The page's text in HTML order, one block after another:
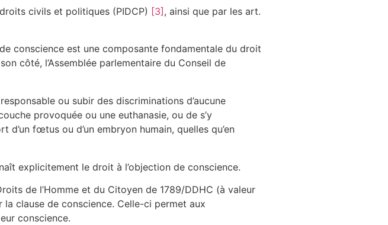
civils et politiques (PIDCP) [3] , ainsi que par les art.
conscience est une composante fondamentale du droit
côté, l’Assemblée parlementaire du Conseil de
ou subir des discriminations d’aucune
provoquée ou une euthanasie, ou de s’y
fœtus ou d’un embryon humain, quelles qu’en
explicitement le droit à l’objection de conscience.
de l’Homme et du Citoyen de 1789/DDHC (à valeur
clause de conscience. Celle-ci permet aux
conscience.